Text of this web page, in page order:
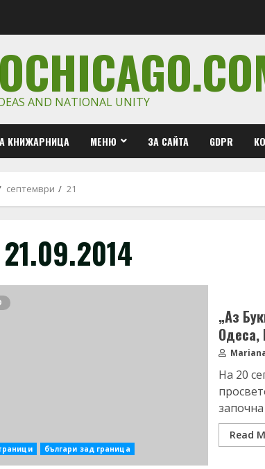
AND NATIONAL UNITY
КНИЖАРНИЦА МЕНЮ ЗА САЙТА GDPR
септември 21
21.09.2014
българи зад граница
„Аз
Одеса,
На 20
Read